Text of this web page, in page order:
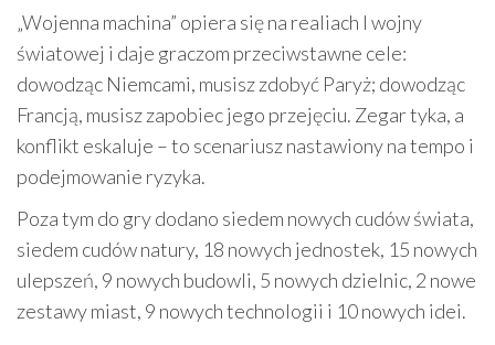
„Wojenna machina” opiera się na realiach I wojny
światowej i daje graczom przeciwstawne cele:
dowodząc Niemcami, musisz zdobyć Paryż; dowodząc
Francją, musisz zapobiec jego przejęciu. Zegar tyka, a
konflikt eskaluje – to scenariusz nastawiony na tempo i
podejmowanie ryzyka.
Poza tym do gry dodano siedem nowych cudów świata,
siedem cudów natury, 18 nowych jednostek, 15 nowych
ulepszeń, 9 nowych budowli, 5 nowych dzielnic, 2 nowe
zestawy miast, 9 nowych technologii i 10 nowych idei.